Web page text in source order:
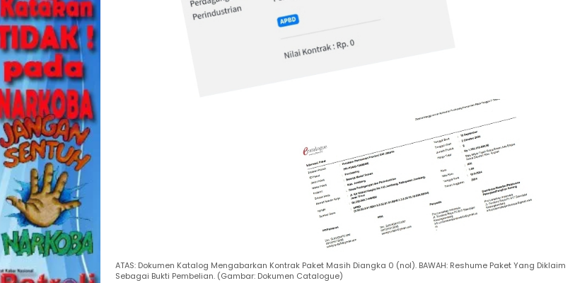
ATAS: Dokumen Katalog Mengabarkan Kontrak Paket Masih Diangka 0 (nol). BAWAH: Reshume Paket Yang Diklaim
Sebagai Bukti Pembelian. (Gambar: Dokumen Catalogue)